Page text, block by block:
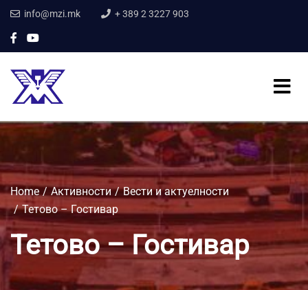
info@mzi.mk + 389 2 3227 903
Home Активности
Вести и актуелности
Тетово – Гостивар
Тетово – Гостивар